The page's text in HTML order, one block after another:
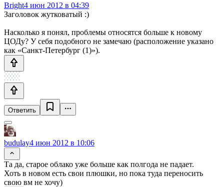
Bright4 июн 2012 в 04:39
Заголовок жутковатый :)
Насколько я понял, проблемы относятся больше к новому
ЦОДу? У себя подобного не замечаю (расположение указано
как «Санкт-Петербург (1)»).
Ответить
budulay4 июн 2012 в 10:06
Та да, старое облако уже больше как полгода не падает.
Хоть в новом есть свои плюшки, но пока туда переносить
свою вм не хочу)